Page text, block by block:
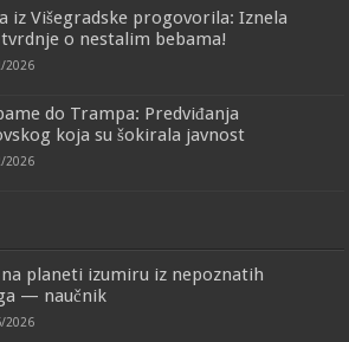
iz Višegradske progovorila: Iznela
o nestalim bebama!
2026
do Trampa: Predviđanja
koja su šokirala javnost
2026
na planeti izumiru iz nepoznatih
— naučnik
2026